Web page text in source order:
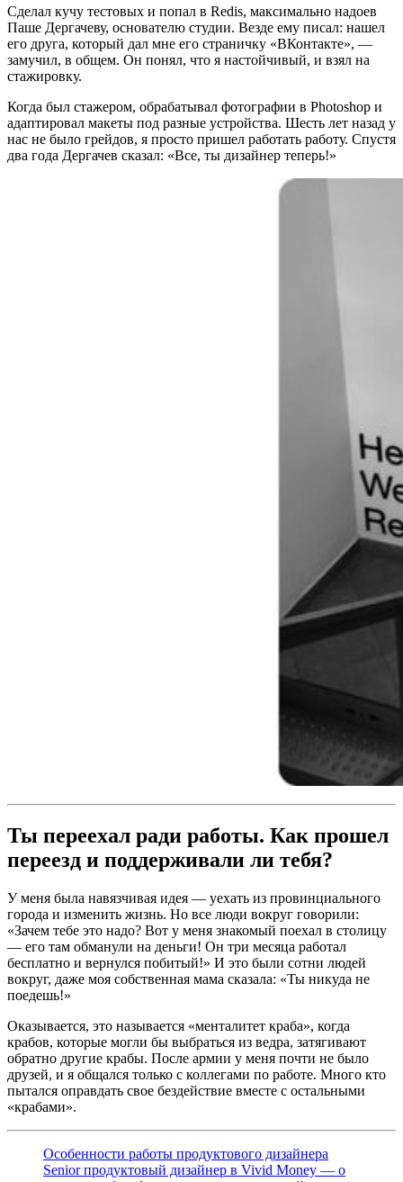
Сделал кучу тестовых и попал в Redis, максимально надоев
Паше Дергачеву, основателю студии. Везде ему писал: нашел
его друга, который дал мне его страничку «ВКонтакте», —
замучил, в общем. Он понял, что я настойчивый, и взял на
стажировку.
Когда был стажером, обрабатывал фотографии в Photoshop и
адаптировал макеты под разные устройства. Шесть лет назад у
нас не было грейдов, я просто пришел работать работу. Спустя
два года Дергачев сказал: «Все, ты дизайнер теперь!»
Ты переехал ради работы. Как прошел
переезд и поддерживали ли тебя?
У меня была навязчивая идея — уехать из провинциального
города и изменить жизнь. Но все люди вокруг говорили:
«Зачем тебе это надо? Вот у меня знакомый поехал в столицу
— его там обманули на деньги! Он три месяца работал
бесплатно и вернулся побитый!» И это были сотни людей
вокруг, даже моя собственная мама сказала: «Ты никуда не
поедешь!»
Оказывается, это называется «менталитет краба», когда
крабов, которые могли бы выбраться из ведра, затягивают
обратно другие крабы. После армии у меня почти не было
друзей, и я общался только с коллегами по работе. Много кто
пытался оправдать свое бездействие вместе с остальными
«крабами».
Особенности работы продуктового дизайнера
Senior продуктовый дизайнер в Vivid Money — о